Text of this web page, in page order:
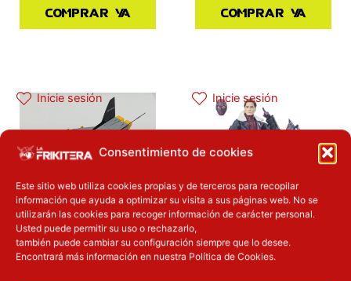
Consentimiento de cookies
Este sitio web utiliza cookies propias y de terceros para recopilar
información que ayuda a optimizar su visita a sus páginas web. No se
utilizarán las cookies para recoger información de carácter personal.
Usted puede permitir su uso o rechazarlo,
también puede cambiar su configuración siempre que lo desee.
Encontrará más información en nuestra Política de Cookies.
Comprar ya Comprar ya
Inicie sesión Inicie sesión
Novedades
Baron Zemo de los